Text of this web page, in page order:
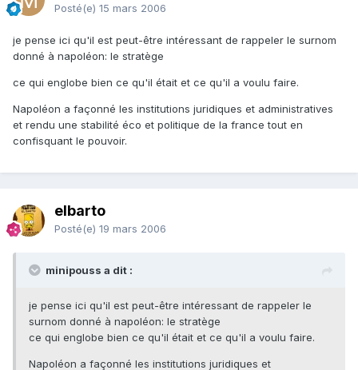
Posté(e) 15 mars 2006
je pense ici qu'il est peut-être intéressant de rappeler le surnom
donné à napoléon: le stratège
ce qui englobe bien ce qu'il était et ce qu'il a voulu faire.
Napoléon a façonné les institutions juridiques et administratives
et rendu une stabilité éco et politique de la france tout en
confisquant le pouvoir.
elbarto
Posté(e) 19 mars 2006
minipouss a dit :
je pense ici qu'il est peut-être intéressant de rappeler le
surnom donné à napoléon: le stratège
ce qui englobe bien ce qu'il était et ce qu'il a voulu faire.
Napoléon a façonné les institutions juridiques et